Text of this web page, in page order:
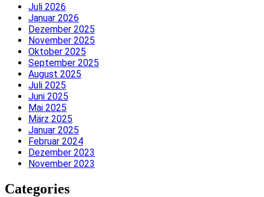
Juli 2026
Januar 2026
Dezember 2025
November 2025
Oktober 2025
September 2025
August 2025
Juli 2025
Juni 2025
Mai 2025
März 2025
Januar 2025
Februar 2024
Dezember 2023
November 2023
Categories